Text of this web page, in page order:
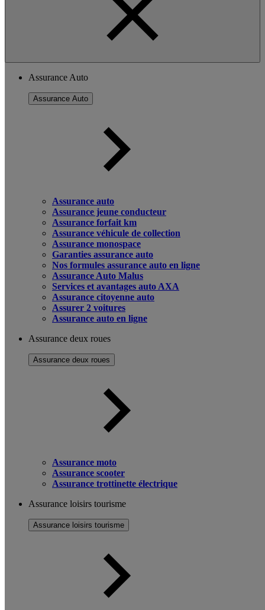
Assurance Auto
Assurance Auto
Assurance auto
Assurance jeune conducteur
Assurance forfait km
Assurance véhicule de collection
Assurance monospace
Garanties assurance auto
Nos formules assurance auto en ligne
Assurance Auto Malus
Services et avantages auto AXA
Assurance citoyenne auto
Assurer 2 voitures
Assurance auto en ligne
Assurance deux roues
Assurance deux roues
Assurance moto
Assurance scooter
Assurance trottinette électrique
Assurance loisirs tourisme
Assurance loisirs tourisme